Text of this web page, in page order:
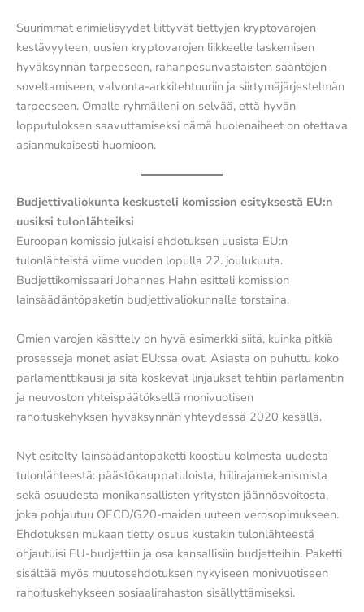
Suurimmat erimielisyydet liittyvät tiettyjen kryptovarojen
kestävyyteen, uusien kryptovarojen liikkeelle laskemisen
hyväksynnän tarpeeseen, rahanpesunvastaisten sääntöjen
soveltamiseen, valvonta-arkkitehtuuriin ja siirtymäjärjestelmän
tarpeeseen. Omalle ryhmälleni on selvää, että hyvän
lopputuloksen saavuttamiseksi nämä huolenaiheet on otettava
asianmukaisesti huomioon.
Budjettivaliokunta keskusteli komission esityksestä EU:n
uusiksi tulonlähteiksi
Euroopan komissio julkaisi ehdotuksen uusista EU:n
tulonlähteistä viime vuoden lopulla 22. joulukuuta.
Budjettikomissaari Johannes Hahn esitteli komission
lainsäädäntöpaketin budjettivaliokunnalle torstaina.
Omien varojen käsittely on hyvä esimerkki siitä, kuinka pitkiä
prosesseja monet asiat EU:ssa ovat. Asiasta on puhuttu koko
parlamenttikausi ja sitä koskevat linjaukset tehtiin parlamentin
ja neuvoston yhteispäätöksellä monivuotisen
rahoituskehyksen hyväksynnän yhteydessä 2020 kesällä.
Nyt esitelty lainsäädäntöpaketti koostuu kolmesta uudesta
tulonlähteestä: päästökauppatuloista, hiilirajamekanismista
sekä osuudesta monikansallisten yritysten jäännösvoitosta,
joka pohjautuu OECD/G20-maiden uuteen verosopimukseen.
Ehdotuksen mukaan tietty osuus kustakin tulonlähteestä
ohjautuisi EU-budjettiin ja osa kansallisiin budjetteihin. Paketti
sisältää myös muutosehdotuksen nykyiseen monivuotiseen
rahoituskehykseen sosiaalirahaston sisällyttämiseksi.